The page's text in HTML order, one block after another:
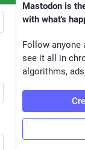
Mastodon is
with what's
Follow anyone
see it all in
algorithms,